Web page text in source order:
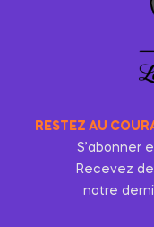
RESTEZ AU
S’abonner
Recevez
notre